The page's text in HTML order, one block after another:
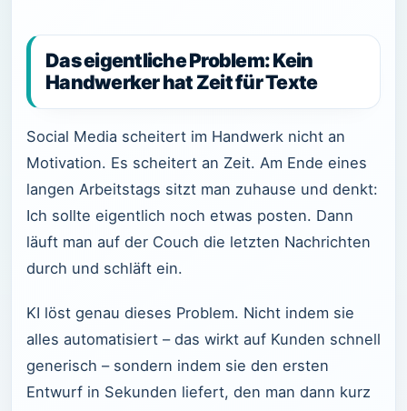
Das eigentliche Problem: Kein
Handwerker hat Zeit für Texte
Social Media scheitert im Handwerk nicht an
Motivation. Es scheitert an Zeit. Am Ende eines
langen Arbeitstags sitzt man zuhause und denkt:
Ich sollte eigentlich noch etwas posten. Dann
läuft man auf der Couch die letzten Nachrichten
durch und schläft ein.
KI löst genau dieses Problem. Nicht indem sie
alles automatisiert – das wirkt auf Kunden schnell
generisch – sondern indem sie den ersten
Entwurf in Sekunden liefert, den man dann kurz